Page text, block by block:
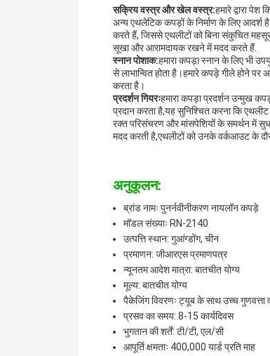
सक्रिय वस्त्र और खेल वस्त्र:हमारे द्वारा
अन्य एथलेटिक कपड़ों के निर्माण के लिए आदर्श
करते हैं, जिससे एथलीटों को बिना संकुचित
सूखा और आरामदायक रखने में मदद करते हैं.
स्नान पोशाक:हमारा कपड़ा स्नान के लिए भी
से लाभान्वित होता है।हमारे कपड़े गीले होने
करता है।
प्रदर्शन गियरःहमारा कपड़ा प्रदर्शन उन्मुख
प्रदान करता है,यह सुनिश्चित करना कि
रक्त परिसंचरण और मांसपेशियों के समर्थन में
मदद करती है,एथलीटों को उनके वर्कआउट के
अनुकूलन:
ब्रांड नामः पुनर्नवीनीकरण नायलॉन कपड़े
मॉडल संख्याः RN-2140
उत्पत्ति स्थान: गुआंग्डोंग, चीन
प्रमाणन: जीआरएस प्रमाणपत्र
न्यूनतम आदेश मात्रा: बातचीत योग्य
मूल्य: बातचीत योग्य
पैकेजिंग विवरणः ट्यूब के साथ उच्च गुणवत्ता
प्रसव का समय: 8-15 कार्यदिवस
भुगतान की शर्तें: टी/टी, एल/सी
आपूर्ति क्षमताः 400,000 यार्ड प्रति माह